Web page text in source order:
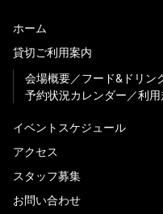
ホーム
貸切ご利用案内
会場概要
フード&ドリン
予約状況カレンダー
利用
イベントスケジュール
アクセス
スタッフ募集
お問い合わせ